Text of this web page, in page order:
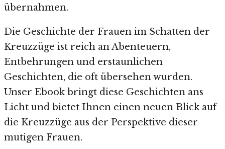
übernahmen.
Die Geschichte der Frauen im Schatten der
Kreuzzüge ist reich an Abenteuern,
Entbehrungen und erstaunlichen
Geschichten, die oft übersehen wurden.
Unser Ebook bringt diese Geschichten ans
Licht und bietet Ihnen einen neuen Blick auf
die Kreuzzüge aus der Perspektive dieser
mutigen Frauen.